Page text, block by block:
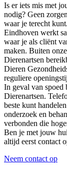
Is er iets mis met
nodig? Geen
waar je terecht
Eindhoven werkt
waar je als cliënt
maken. Buiten
Dierenartsen
Dieren
reguliere
In geval van spoed
Dierenartsen.
beste kunt
onderzoek en
verbonden die
Ben je met jouw
altijd eerst contact
Neem contact op